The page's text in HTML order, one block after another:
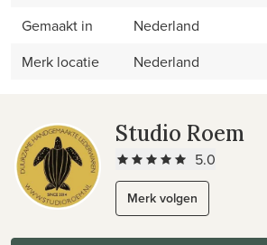
Gemaakt in
Nederland
Merk locatie
Nederland
Studio Roem
5.0
Merk volgen